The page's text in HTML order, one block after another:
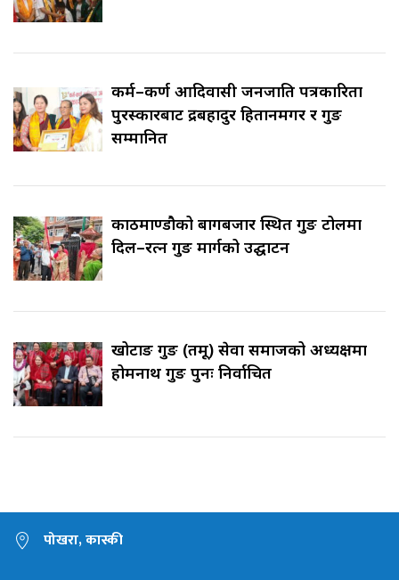
कर्म–कर्ण आदिवासी जनजाति पत्रकारिता
पुरस्कारबाट रुद्रबहादुर हितानमगर र गुरुङ
सम्मानित
काठमाण्डौको बागबजार स्थित गुरुङ टोलमा
दिल–रत्न गुरुङ मार्गको उद्घाटन
खोटाङ गुरुङ (तमू) सेवा समाजको अध्यक्षमा
होमनाथ गुरुङ पुनः निर्वाचित
पोखरा, कास्की